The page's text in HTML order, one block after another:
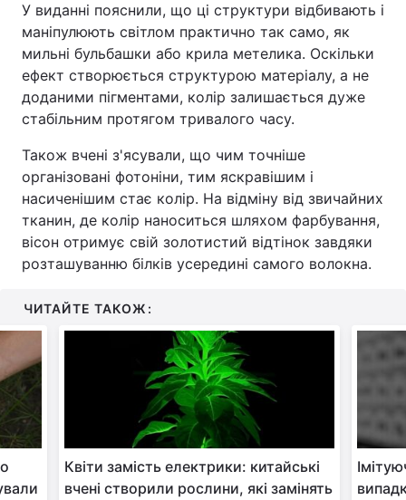
У виданні пояснили, що ці структури відбивають і
маніпулюють світлом практично так само, як
мильні бульбашки або крила метелика. Оскільки
ефект створюється структурою матеріалу, а не
доданими пігментами, колір залишається дуже
стабільним протягом тривалого часу.
Також вчені з'ясували, що чим точніше
організовані фотоніни, тим яскравішим і
насиченішим стає колір. На відміну від звичайних
тканин, де колір наноситься шляхом фарбування,
вісон отримує свій золотистий відтінок завдяки
розташуванню білків усередині самого волокна.
ЧИТАЙТЕ ТАКОЖ:
Квіти замість електрики: китайські
вчені створили рослини, які замінять